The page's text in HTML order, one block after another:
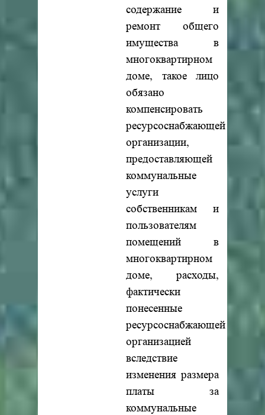
содержание и
ремонт общего
имущества в
многоквартирном
доме, такое лицо
обязано
компенсировать
ресурсоснабжающей
организации,
предоставляющей
коммунальные
услуги
собственникам и
пользователям
помещений в
многоквартирном
доме, расходы,
фактически
понесенные
ресурсоснабжающей
организацией
вследствие
изменения размера
платы за
коммунальные